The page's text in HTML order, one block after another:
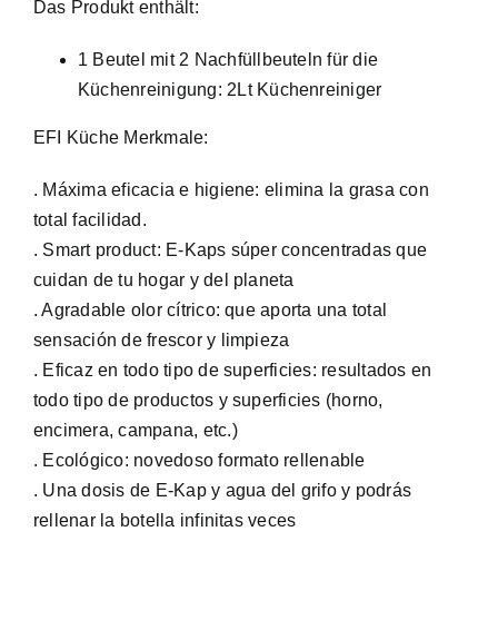
Das Produkt enthält:
1 Beutel mit 2 Nachfüllbeuteln für die
Küchenreinigung: 2Lt Küchenreiniger
EFI Küche Merkmale:
. Máxima eficacia e higiene: elimina la grasa con
total facilidad.
. Smart product: E-Kaps súper concentradas que
cuidan de tu hogar y del planeta
. Agradable olor cítrico: que aporta una total
sensación de frescor y limpieza
. Eficaz en todo tipo de superficies: resultados en
todo tipo de productos y superficies (horno,
encimera, campana, etc.)
. Ecológico: novedoso formato rellenable
. Una dosis de E-Kap y agua del grifo y podrás
rellenar la botella infinitas veces